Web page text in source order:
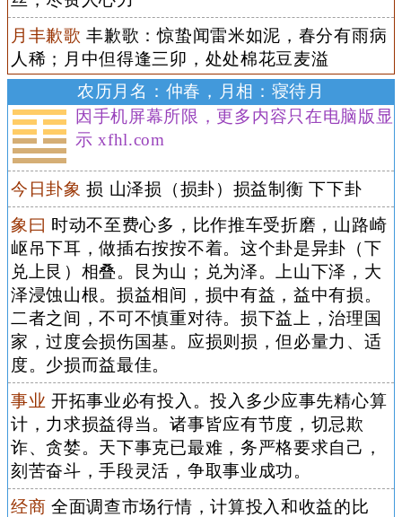
月丰歉歌 丰歉歌：惊蛰闻雷米如泥，春分有雨病
人稀；月中但得逢三卯，处处棉花豆麦溢
农历月名：仲春，月相：寝待月
因手机屏幕所限，更多内容只在电脑版显
示 xfhl.com
今日卦象 损 山泽损（损卦）损益制衡 下下卦
象曰 时动不至费心多，比作推车受折磨，山路崎
岖吊下耳，做插右按按不着。这个卦是异卦（下
兑上艮）相叠。艮为山；兑为泽。上山下泽，大
泽浸蚀山根。损益相间，损中有益，益中有损。
二者之间，不可不慎重对待。损下益上，治理国
家，过度会损伤国基。应损则损，但必量力、适
度。少损而益最佳。
事业 开拓事业必有投入。投入多少应事先精心算
计，力求损益得当。诸事皆应有节度，切忌欺
诈、贪婪。天下事克已最难，务严格要求自己，
刻苦奋斗，手段灵活，争取事业成功。
经商 全面调查市场行情，计算投入和收益的比